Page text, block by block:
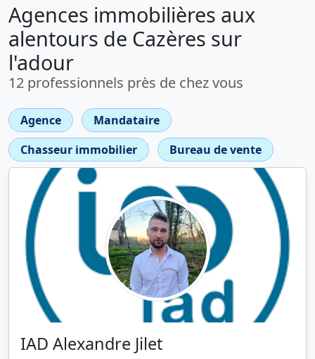
Agences immobilières aux
alentours de Cazères sur
l'adour
12 professionnels près de chez vous
Agence
Mandataire
Chasseur immobilier
Bureau de vente
IAD Alexandre Jilet